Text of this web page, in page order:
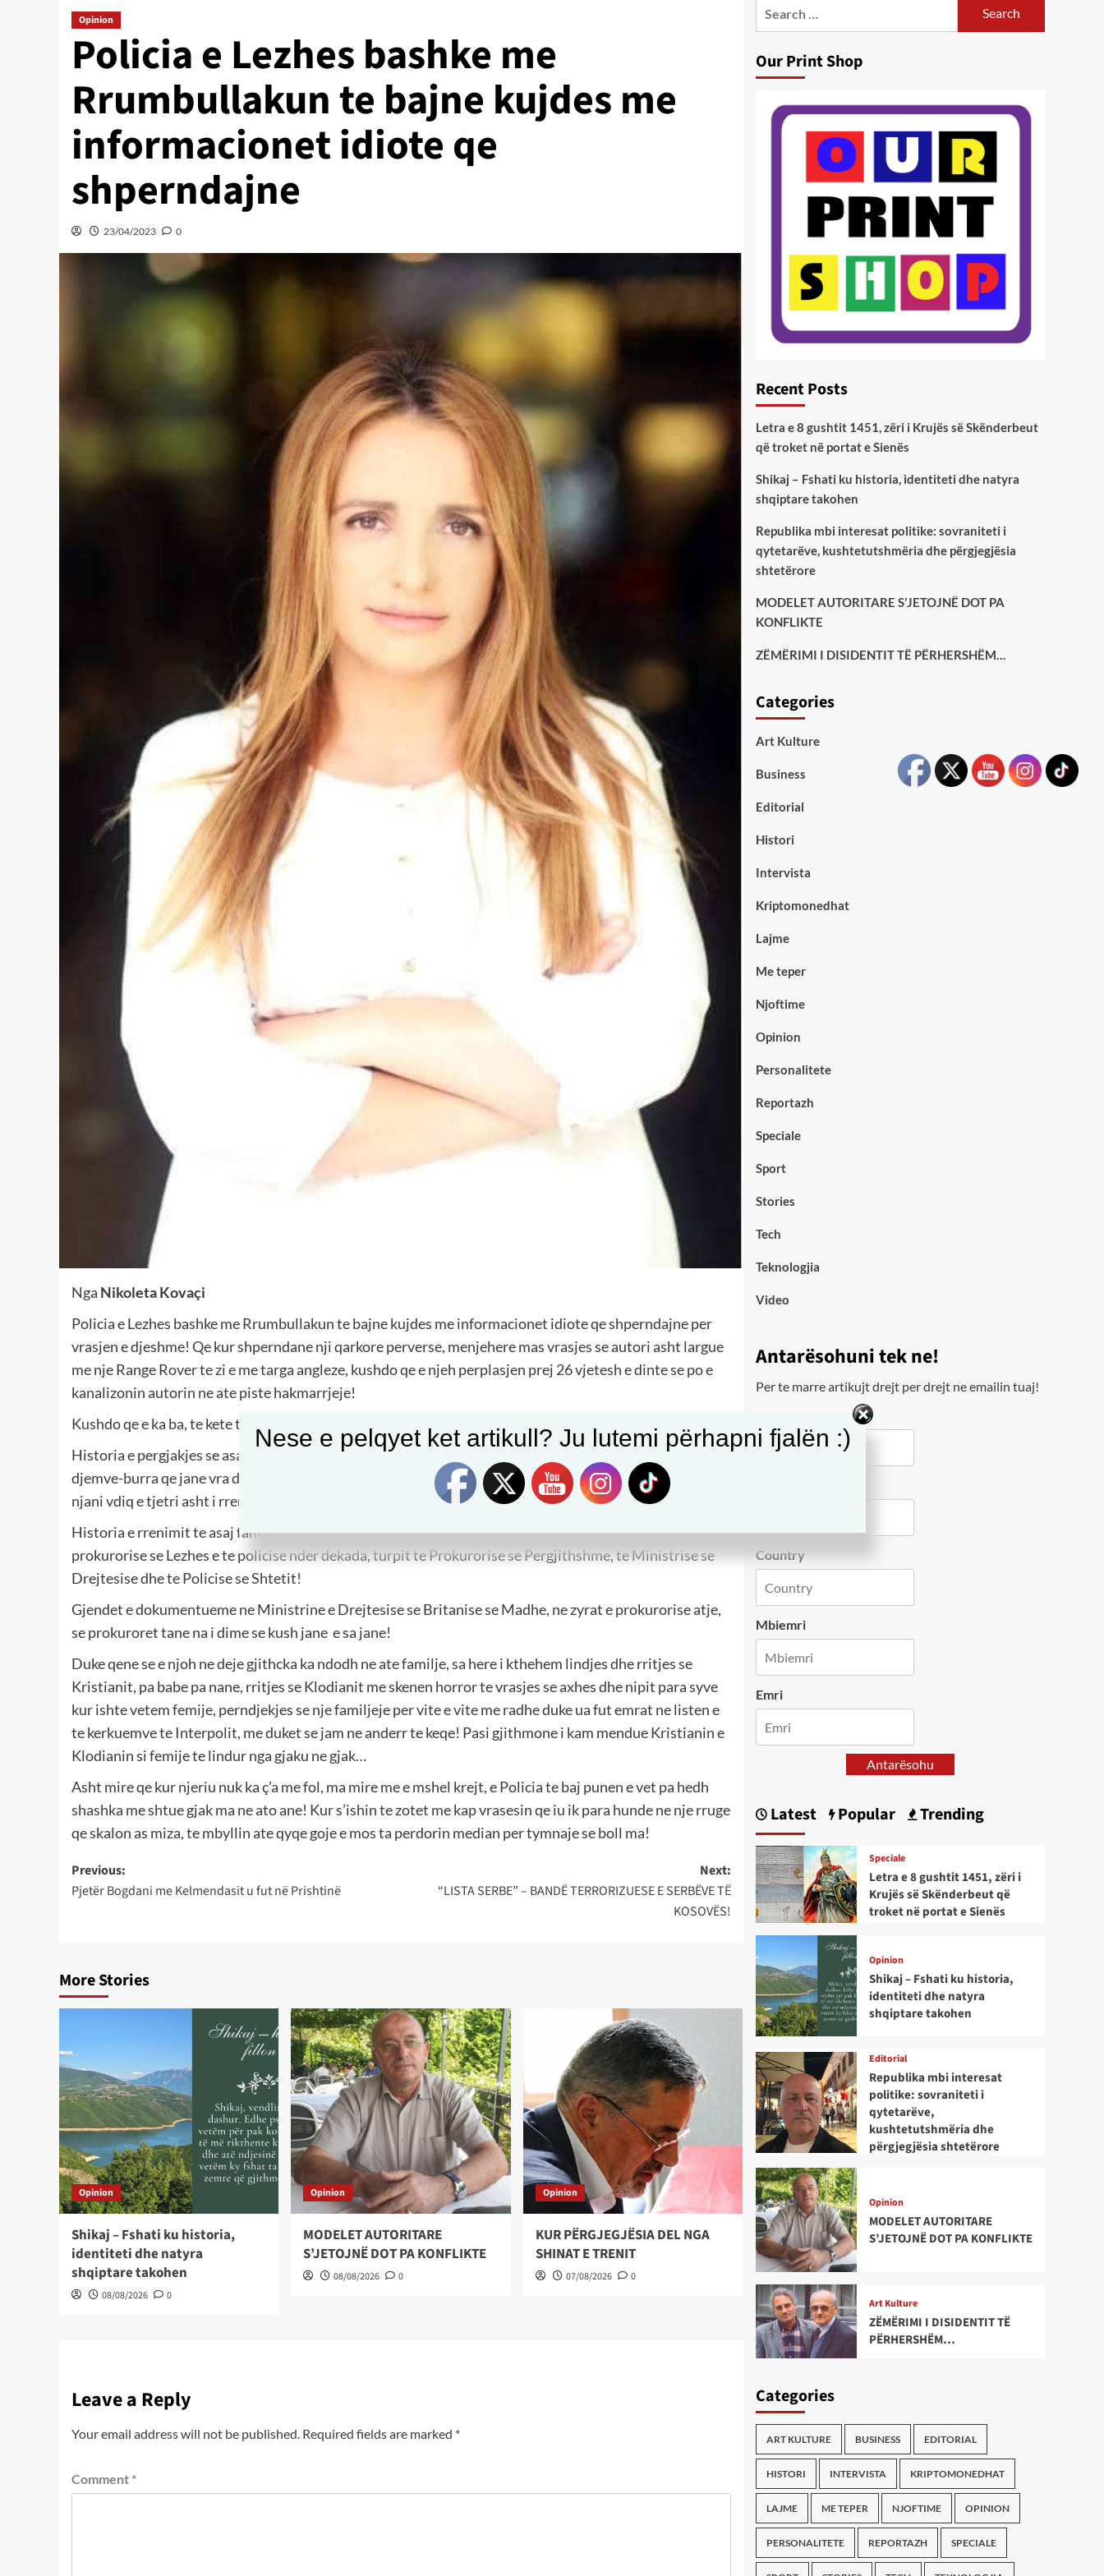
Opinion
Policia e Lezhes bashke me
Rrumbullakun te bajne kujdes me
informacionet idiote qe
shperndajne
23/04/2023 0
Nga Nikoleta Kovaçi
Policia e Lezhes bashke me Rrumbullakun te bajne kujdes me informacionet idiote qe shperndajne per
vrasjen e djeshme! Qe kur shperndane nji qarkore perverse, menjehere mas vrasjes se autori asht largue
me nje Range Rover te zi e me targa angleze, kushdo qe e njeh perplasjen prej 26 vjetesh e dinte se po e
kanalizonin autorin ne ate piste hakmarrjeje!
Kushdo qe e ka ba, te kete turp!
Historia e pergjakjes se asaj familjeje nuk kerkohet ma ne Lezhe! Te mjere! Aty jane vetem varret a tre
djemve-burra qe jane vra dy Naten e Shen Mhillit, e asht gjujt ne dy te tjere rreth nje vit e gjys ma vone:
njani vdiq e tjetri asht i rrenuem sod e asaj dite!
Historia e rrenimit te asaj familjeje, o te paftyre gjendet ne fytyren e paftyre te politikes, kermave te
prokurorise se Lezhes e te policise nder dekada, turpit te Prokurorise se Pergjithshme, te Ministrise se
Drejtesise dhe te Policise se Shtetit!
Gjendet e dokumentueme ne Ministrine e Drejtesise se Britanise se Madhe, ne zyrat e prokurorise atje,
se prokuroret tane na i dime se kush jane e sa jane!
Duke qene se e njoh ne deje gjithcka ka ndodh ne ate familje, sa here i kthehem lindjes dhe rritjes se
Kristianit, pa babe pa nane, rritjes se Klodianit me skenen horror te vrasjes se axhes dhe nipit para syve
kur ishte vetem femije, perndjekjes se nje familjeje per vite e vite me radhe duke ua fut emrat ne listen e
te kerkuemve te Interpolit, me duket se jam ne anderr te keqe! Pasi gjithmone i kam mendue Kristianin e
Klodianin si femije te lindur nga gjaku ne gjak…
Asht mire qe kur njeriu nuk ka ç’a me fol, ma mire me e mshel krejt, e Policia te baj punen e vet pa hedh
shashka me shtue gjak ma ne ato ane! Kur s’ishin te zotet me kap vrasesin qe iu ik para hunde ne nje rruge
qe skalon as miza, te mbyllin ate qyqe goje e mos ta perdorin median per tymnaje se boll ma!
Post
navigation
Previous:
Pjetër Bogdani me Kelmendasit u fut në Prishtinë
Next:
“LISTA SERBE” – BANDË TERRORIZUESE E SERBËVE TË
KOSOVËS!
More Stories
Opinion
Shikaj – Fshati ku historia,
identiteti dhe natyra
shqiptare takohen
08/08/2026 0
Opinion
MODELET AUTORITARE
S’JETOJNË DOT PA KONFLIKTE
08/08/2026 0
Opinion
KUR PËRGJEGJËSIA DEL NGA
SHINAT E TRENIT
07/08/2026 0
Leave a Reply
Your email address will not be published. Required fields are marked *
Comment *
Our Print Shop
Recent Posts
Letra e 8 gushtit 1451, zëri i Krujës së Skënderbeut
që troket në portat e Sienës
Shikaj – Fshati ku historia, identiteti dhe natyra
shqiptare takohen
Republika mbi interesat politike: sovraniteti i
qytetarëve, kushtetutshmëria dhe përgjegjësia
shtetërore
MODELET AUTORITARE S’JETOJNË DOT PA
KONFLIKTE
ZËMËRIMI I DISIDENTIT TË PËRHERSHËM…
Categories
Art Kulture
Business
Editorial
Histori
Intervista
Kriptomonedhat
Lajme
Me teper
Njoftime
Opinion
Personalitete
Reportazh
Speciale
Sport
Stories
Tech
Teknologjia
Video
Antarësohuni tek ne!
Per te marre artikujt drejt per drejt ne emailin tuaj!
Country
Mbiemri
Emri
Antarësohu
Latest Popular Trending
Speciale
Letra e 8 gushtit 1451, zëri i
Krujës së Skënderbeut që
troket në portat e Sienës
Opinion
Shikaj – Fshati ku historia,
identiteti dhe natyra
shqiptare takohen
Editorial
Republika mbi interesat
politike: sovraniteti i
qytetarëve,
kushtetutshmëria dhe
përgjegjësia shtetërore
Opinion
MODELET AUTORITARE
S’JETOJNË DOT PA KONFLIKTE
Art Kulture
ZËMËRIMI I DISIDENTIT TË
PËRHERSHËM…
Categories
ART KULTURE BUSINESS EDITORIAL
HISTORI INTERVISTA KRIPTOMONEDHAT
LAJME ME TEPER NJOFTIME OPINION
PERSONALITETE REPORTAZH SPECIALE
Nese e pelqyet ket artikull? Ju lutemi përhapni fjalën :)